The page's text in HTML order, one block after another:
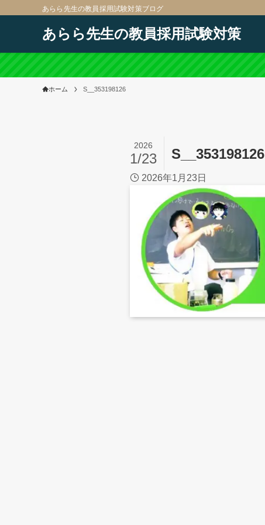
あらら先生の教員採用試験対策ブログ
あらら先生の教員採用試験対策
ホーム S__353198126
S__353198126
2026
1/23
2026年1月23日